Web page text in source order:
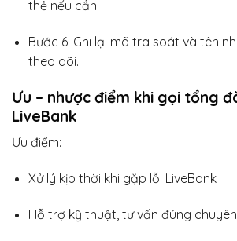
thẻ nếu cần.
Bước 6: Ghi lại mã tra soát và tên
theo dõi.
Ưu – nhược điểm khi gọi tổng
LiveBank
Ưu điểm:
Xử lý kịp thời khi gặp lỗi LiveBank
Hỗ trợ kỹ thuật, tư vấn đúng